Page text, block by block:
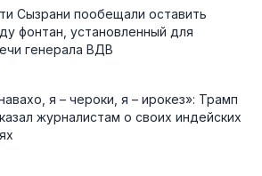
Сызрани пообещали оставить
фонтан, установленный для
генерала ВДВ
я – чероки, я – ирокез»: Трамп
журналистам о своих индейских